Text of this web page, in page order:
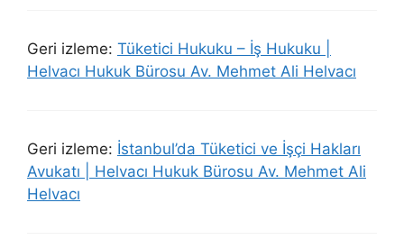
Geri izleme: Tüketici Hukuku – İş Hukuku |
Helvacı Hukuk Bürosu Av. Mehmet Ali Helvacı
Geri izleme: İstanbul’da Tüketici ve İşçi Hakları
Avukatı | Helvacı Hukuk Bürosu Av. Mehmet Ali
Helvacı